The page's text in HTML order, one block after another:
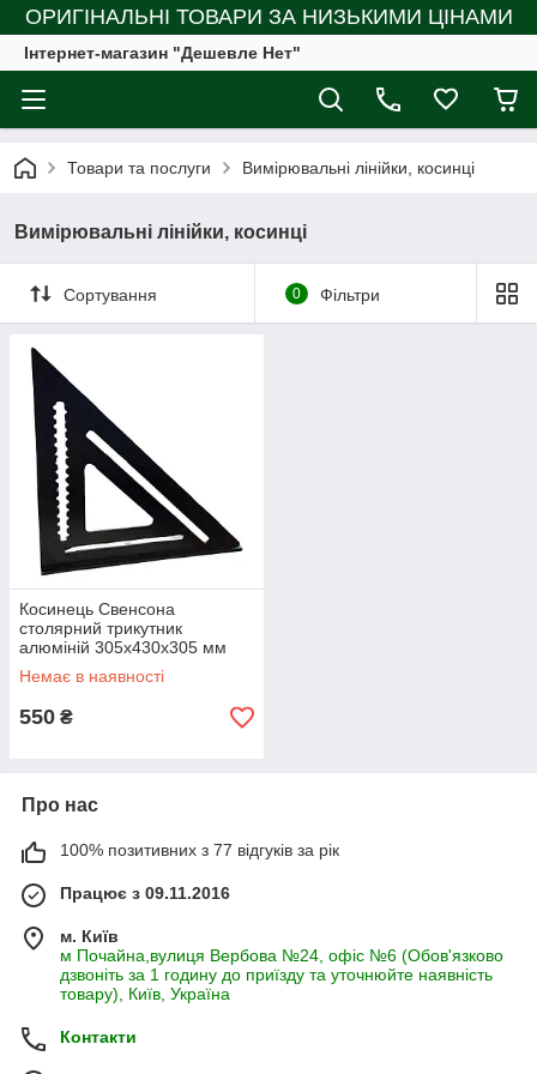
ОРИГІНАЛЬНІ ТОВАРИ ЗА НИЗЬКИМИ ЦІНАМИ
Інтернет-магазин "Дешевле Нет"
Товари та послуги Вимірювальні лінійки, косинці
Вимірювальні лінійки, косинці
Сортування 0 Фільтри
Косинець Свенсона
столярний трикутник
алюміній 305х430х305 мм
Чорний
Немає в наявності
550 ₴
Про нас
100% позитивних з 77 відгуків за рік
Працює з 09.11.2016
м. Київ
м Почайна,вулиця Вербова №24, офіс №6 (Обов'язково
дзвоніть за 1 годину до приїзду та уточнюйте наявність
товару), Київ, Україна
Контакти